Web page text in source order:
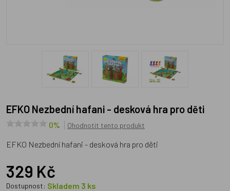
EFKO Nezbední hafani - desková hra pro děti
0% Ohodnotit tento produkt
EFKO Nezbední hafani - desková hra pro děti
329 Kč
Dostupnost: Skladem 3 ks